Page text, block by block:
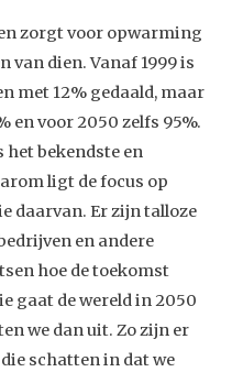
zorgt voor opwarming
van dien. Vanaf 1999 is
met 12% gedaald, maar
en voor 2050 zelfs 95%.
het bekendste en
ligt de focus op
daarvan. Er zijn talloze
en andere
hoe de toekomst
gaat de wereld in 2050
we dan uit. Zo zijn er
schatten in dat we